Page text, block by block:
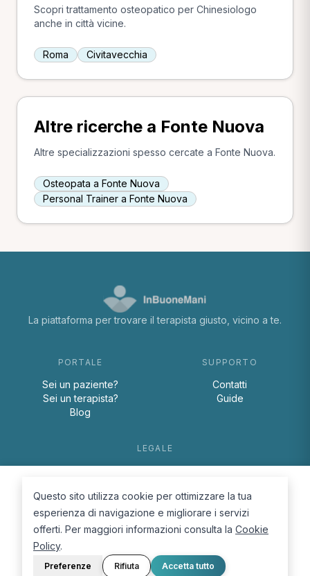
Scopri trattamento osteopatico per Chinesiologo
anche in città vicine.
Roma Civitavecchia
Altre ricerche a Fonte Nuova
Altre specializzazioni spesso cercate a Fonte Nuova.
Osteopata a Fonte Nuova
Personal Trainer a Fonte Nuova
La piattaforma per trovare il terapista giusto, vicino a te.
PORTALE
Sei un paziente?
Sei un terapista?
Blog
SUPPORTO
Contatti
Guide
LEGALE
Cookie Policy
Questo sito utilizza cookie per ottimizzare la tua
esperienza di navigazione e migliorare i servizi
offerti. Per maggiori informazioni consulta la Cookie
Policy.
Preferenze Rifiuta Accetta tutto